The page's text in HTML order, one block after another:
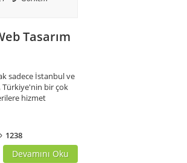
Tasarım
sadece İstanbul ve
Türkiye'nin bir çok
hizmet
1238
Devamını Oku